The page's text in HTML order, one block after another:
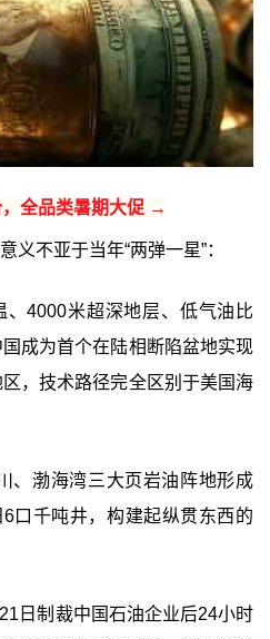
全品类暑期大促 →
义不亚于当年“两弹一星”：
4000米超深地层、低气油比
成为首个在陆相断陷盆地实现
，技术路径完全区别于美国海
、渤海湾三大页岩油阵地形成
口千吨井，构建起纵贯东西的
日制裁中国石油企业后24小时